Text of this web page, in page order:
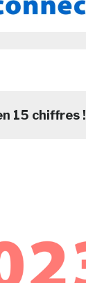
15 chiffres !